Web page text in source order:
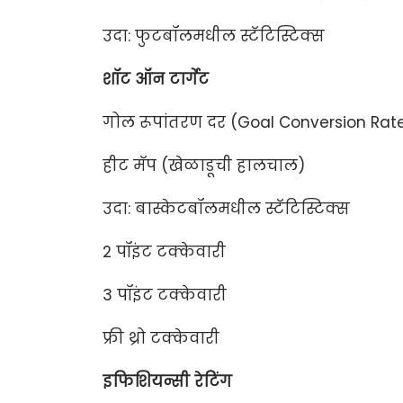
उदा: फुटबॉलमधील स्टॅटिस्टिक्स
शॉट ऑन टार्गेट
गोल रूपांतरण दर (Goal Conversion
हीट मॅप (खेळाडूची हालचाल)
उदा: बास्केटबॉलमधील स्टॅटिस्टिक्स
2 पॉइंट टक्केवारी
3 पॉइंट टक्केवारी
फ्री थ्रो टक्केवारी
इफिशियन्सी रेटिंग